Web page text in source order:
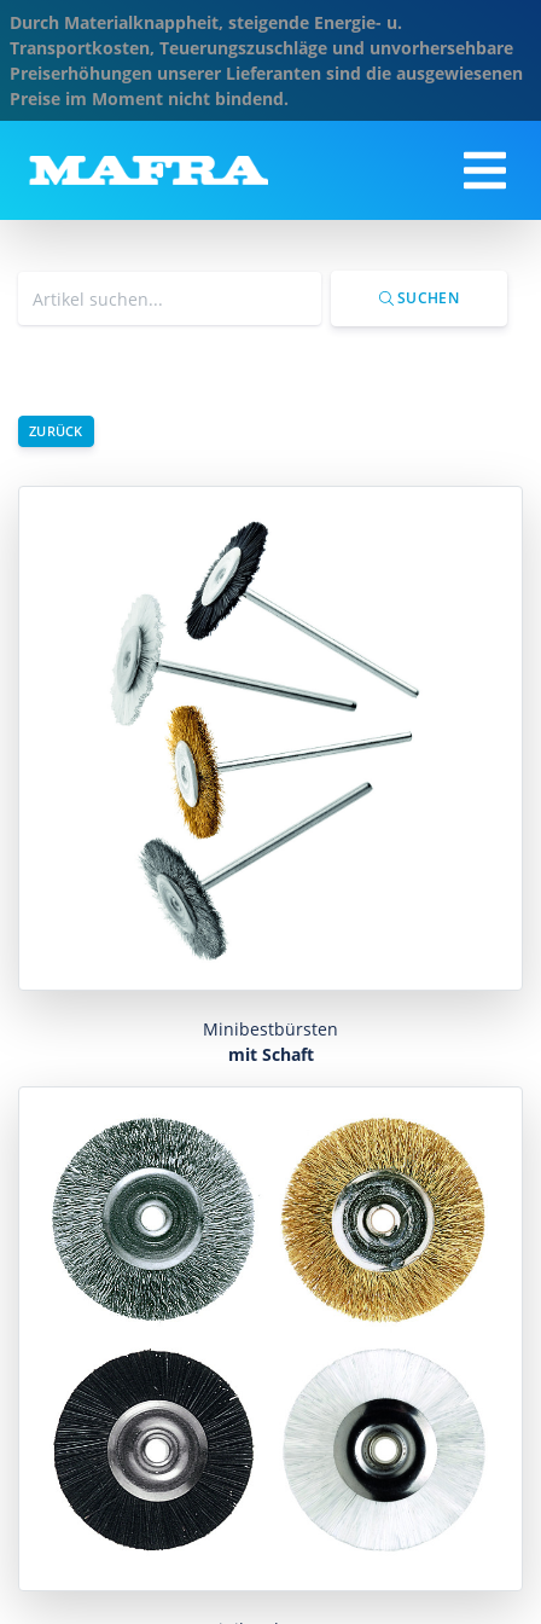
Durch Materialknappheit, steigende Energie- u.
Transportkosten, Teuerungszuschläge und unvorhersehbare
Preiserhöhungen unserer Lieferanten sind die ausgewiesenen
Preise im Moment nicht bindend.
SUCHEN
ZURÜCK
Minibestbürsten
mit Schaft